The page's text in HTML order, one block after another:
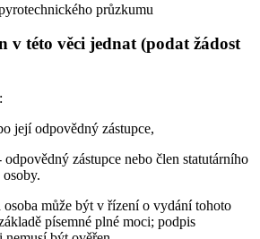
průzkumu
v této věci jednat (podat žádost
její odpovědný zástupce,
zástupce nebo člen statutárního
může být v řízení o vydání tohoto
písemné plné moci; podpis